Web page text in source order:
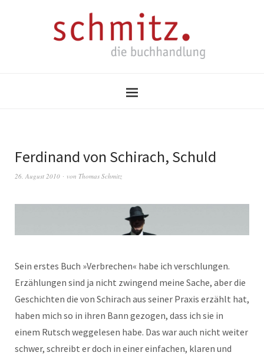
Ferdinand von Schirach, Schuld
26. August 2010 von Thomas Schmitz
Sein erstes Buch »Verbrechen« habe ich verschlungen.
Erzählungen sind ja nicht zwingend meine Sache, aber die
Geschichten die von Schirach aus seiner Praxis erzählt hat,
haben mich so in ihren Bann gezogen, dass ich sie in
einem Rutsch weggelesen habe. Das war auch nicht weiter
schwer, schreibt er doch in einer einfachen, klaren und